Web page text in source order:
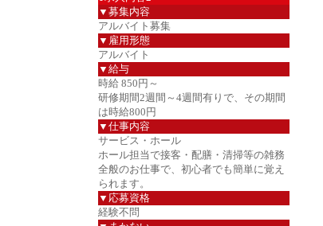
▼募集内容
アルバイト募集
▼雇用形態
アルバイト
▼給与
時給 850円～
研修期間2週間～4週間有りで、その期間
は時給800円
▼仕事内容
サービス・ホール
ホール担当で接客・配膳・清掃等の雑務
全般のお仕事で、初心者でも簡単に覚え
られます。
▼応募資格
経験不問